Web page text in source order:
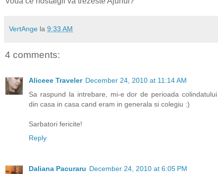
VertAnge la 9:33 AM
4 comments:
Aliceee Traveler December 24, 2010 at 11:14 AM
Sa raspund la intrebare, mi-e dor de perioada colindatului
din casa in casa cand eram in generala si colegiu :)
Sarbatori fericite!
Reply
Daliana Pacuraru December 24, 2010 at 6:05 PM